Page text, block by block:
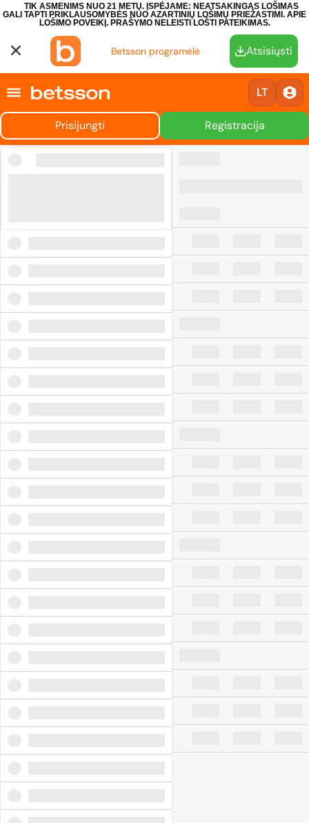
TIK ASMENIMS NUO 21 METŲ. ĮSPĖJAME: NEATSAKINGAS LOŠIMAS
GALI TAPTI PRIKLAUSOMYBĖS NUO AZARTINIŲ LOŠIMŲ PRIEŽASTIMI. APIE
LOŠIMO POVEIKĮ. PRAŠYMO NELEISTI LOŠTI PATEIKIMAS.
Betsson programėlė Atsisiųsti
LT
Prisijungti Registracija